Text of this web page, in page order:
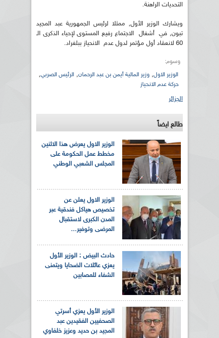
التحديات الراهنة.
ويشارك الوزير الأول, ممثلا لرئيس الجمهورية عبد المجيد
تبون, في أشغال الاجتماع رفيع المستوى لإحياء الذكرى الـ
60 لانعقاد أول مؤتمر لدول عدم الانحياز ببلغراد.
وسوم:
الوزير الاول, وزير المالية أيمن بن عبد الرحمان, الرئيس الصربي,
حركة عدم الانحياز
الجزائر
طالع ايضاً
الوزير الاول يعرض هذا الاثنين
مخطط عمل الحكومة على
المجلس الشعبي الوطني
الوزير الاول يعلن عن
تخصيص هياكل فندقية عبر
المدن الكبرى لاستقبال
المرضى وتوفير...
حادث البيض : الوزير الأول
يعزي عائلات الضحايا ويتمنى
الشفاء للمصابين
الوزير الأول يعزي أسرتي
الصحفيين الفقيدين عبد
المجيد بن حديد وعزيز خلفاوي